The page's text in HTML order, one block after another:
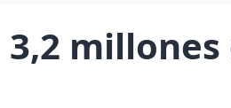
millones